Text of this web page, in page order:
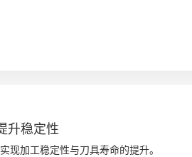
升稳定性
现加工稳定性与刀具寿命的提升。